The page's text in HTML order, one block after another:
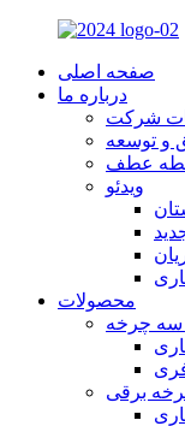
صفحه اصلی
درباره ما
شرکت
و توسعه
عطف
ویدئو
محصولات
سه چرخه
برقی